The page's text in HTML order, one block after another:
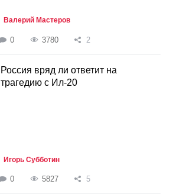
Валерий Мастеров
0 3780 2
Россия вряд ли ответит на
трагедию с Ил-20
Игорь Субботин
0 5827 5